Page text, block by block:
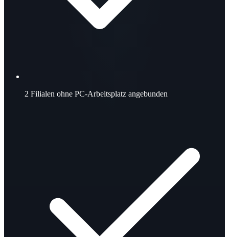
2 Filialen ohne PC-Arbeitsplatz angebunden